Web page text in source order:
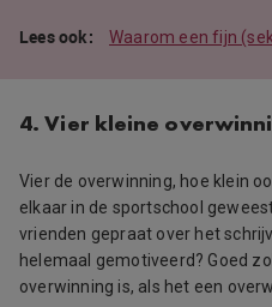
Waarom een fijn
4. Vier kleine
Vier de overwinning, hoe klein
elkaar in de sportschool
vrienden gepraat over het
helemaal gemotiveerd? Goed
overwinning is, als het een